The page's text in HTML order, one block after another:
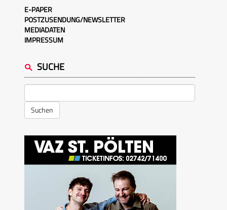
E-PAPER
POSTZUSENDUNG/NEWSLETTER
MEDIADATEN
IMPRESSUM
SUCHE
Suchen